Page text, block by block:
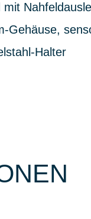
Gehäuse,
Halter